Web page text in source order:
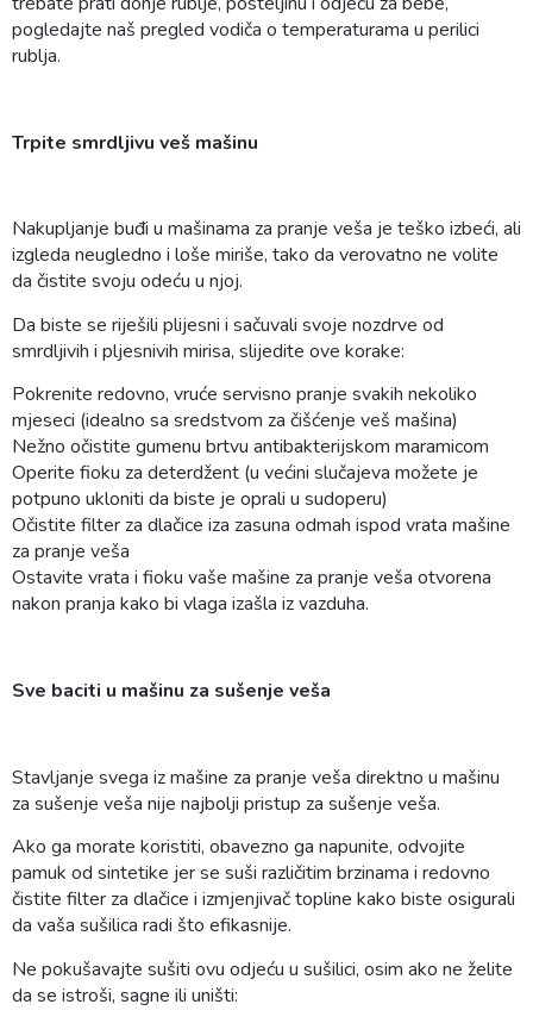
pogledajte naš pregled vodiča o temperaturama u perilici
rublja.
Trpite smrdljivu veš mašinu
Nakupljanje buđi u mašinama za pranje veša je teško izbeći, ali
izgleda neugledno i loše miriše, tako da verovatno ne volite
da čistite svoju odeću u njoj.
Da biste se riješili plijesni i sačuvali svoje nozdrve od
smrdljivih i pljesnivih mirisa, slijedite ove korake:
Pokrenite redovno, vruće servisno pranje svakih nekoliko
mjeseci (idealno sa sredstvom za čišćenje veš mašina)
Nežno očistite gumenu brtvu antibakterijskom maramicom
Operite fioku za deterdžent (u većini slučajeva možete je
potpuno ukloniti da biste je oprali u sudoperu)
Očistite filter za dlačice iza zasuna odmah ispod vrata mašine
za pranje veša
Ostavite vrata i fioku vaše mašine za pranje veša otvorena
nakon pranja kako bi vlaga izašla iz vazduha.
Sve baciti u mašinu za sušenje veša
Stavljanje svega iz mašine za pranje veša direktno u mašinu
za sušenje veša nije najbolji pristup za sušenje veša.
Ako ga morate koristiti, obavezno ga napunite, odvojite
pamuk od sintetike jer se suši različitim brzinama i redovno
čistite filter za dlačice i izmjenjivač topline kako biste osigurali
da vaša sušilica radi što efikasnije.
Ne pokušavajte sušiti ovu odjeću u sušilici, osim ako ne želite
da se istroši, sagne ili uništi: